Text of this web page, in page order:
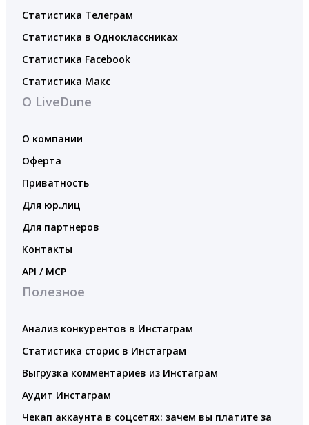
Статистика Телеграм
Статистика в Одноклассниках
Статистика Facebook
Статистика Макс
О LiveDune
О компании
Оферта
Приватность
Для юр.лиц
Для партнеров
Контакты
API / MCP
Полезное
Анализ конкурентов в Инстаграм
Статистика сторис в Инстаграм
Выгрузка комментариев из Инстаграм
Аудит Инстаграм
Чекап аккаунта в соцсетях: зачем вы платите за